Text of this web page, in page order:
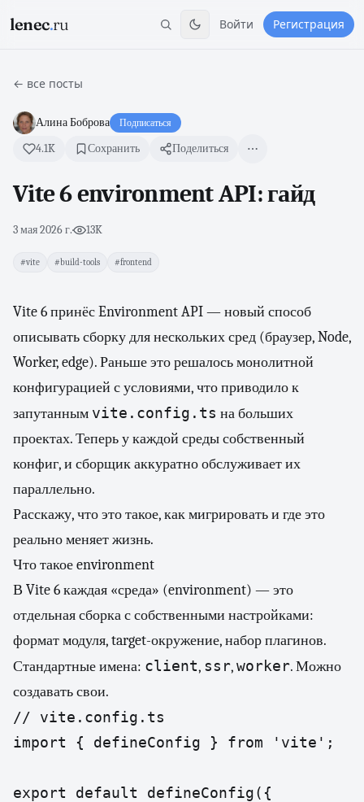
lenec.ru Войти Регистрация
← все посты
Алина Боброва Подписаться
4.1K Сохранить Поделиться
Vite 6 environment API: гайд
3 мая 2026 г.· 13K
#vite #build-tools #frontend
Vite 6 принёс Environment API — новый способ
описывать сборку для нескольких сред (браузер, Node,
Worker, edge). Раньше это решалось монолитной
конфигурацией с условиями, что приводило к
запутанным vite.config.ts на больших
проектах. Теперь у каждой среды собственный
конфиг, и сборщик аккуратно обслуживает их
параллельно.
Расскажу, что это такое, как мигрировать и где это
реально меняет жизнь.
Что такое environment
В Vite 6 каждая «среда» (environment) — это
отдельная сборка с собственными настройками:
формат модуля, target-окружение, набор плагинов.
Стандартные имена: client, ssr,worker. Можно
создавать свои.
// vite.config.ts
import { defineConfig } from 'vite';
export default defineConfig({